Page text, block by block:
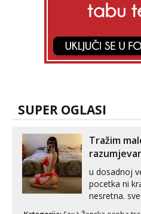
SUPER OGLASI
Tražim
u dosadnoj
pocetka ni
nesretna.